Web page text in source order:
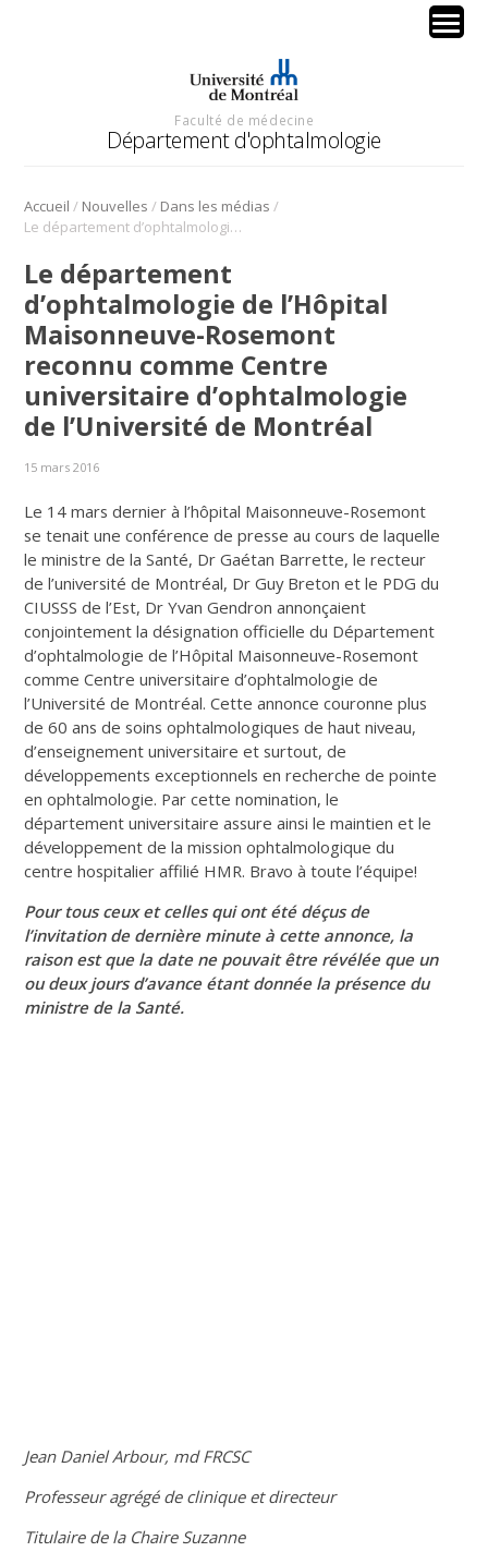
Faculté de médecine
Département d'ophtalmologie
Accueil / Nouvelles / Dans les médias /
Le département d’ophtalmologie de l’Hôpital Maisonneuve-Rosemont reconnu comme Centre universitaire d’ophtalmologie de l’Université de Montréal
Le département
d’ophtalmologie de l’Hôpital
Maisonneuve-Rosemont
reconnu comme Centre
universitaire d’ophtalmologie
de l’Université de Montréal
15 mars 2016
Le 14 mars dernier à l’hôpital Maisonneuve-Rosemont
se tenait une conférence de presse au cours de laquelle
le ministre de la Santé, Dr Gaétan Barrette, le recteur
de l’université de Montréal, Dr Guy Breton et le PDG du
CIUSSS de l’Est, Dr Yvan Gendron annonçaient
conjointement la désignation officielle du Département
d’ophtalmologie de l’Hôpital Maisonneuve-Rosemont
comme Centre universitaire d’ophtalmologie de
l’Université de Montréal. Cette annonce couronne plus
de 60 ans de soins ophtalmologiques de haut niveau,
d’enseignement universitaire et surtout, de
développements exceptionnels en recherche de pointe
en ophtalmologie. Par cette nomination, le
département universitaire assure ainsi le maintien et le
développement de la mission ophtalmologique du
centre hospitalier affilié HMR. Bravo à toute l’équipe!
Pour tous ceux et celles qui ont été déçus de
l’invitation de dernière minute à cette annonce, la
raison est que la date ne pouvait être révélée que un
ou deux jours d’avance étant donnée la présence du
ministre de la Santé.
Jean Daniel Arbour, md FRCSC
Professeur agrégé de clinique et directeur
Titulaire de la Chaire Suzanne